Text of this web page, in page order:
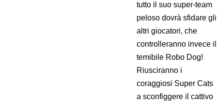
tutto il suo super-team
peloso dovrà sfidare gli
altri giocatori, che
controlleranno invece il
temibile Robo Dog!
Riusciranno i
coraggiosi Super Cats
a sconfiggere il cattivo